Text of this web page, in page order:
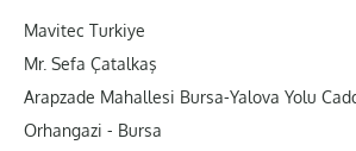
Mavitec Turkiye
Mr. Sefa Çatalkaş
Arapzade Mahallesi Bursa-Yalova Yolu
Orhangazi - Bursa